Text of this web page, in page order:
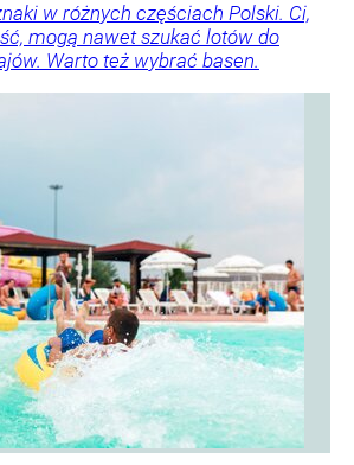
w różnych częściach Polski. Ci,
mogą nawet szukać lotów do
Warto też wybrać basen.